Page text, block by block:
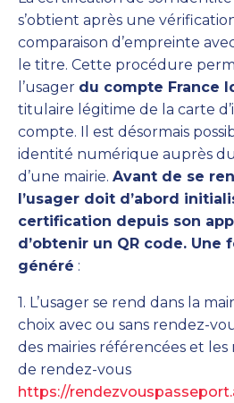
s’obtient après une
comparaison d’empreinte
le titre. Cette procédure
l’usager du compte France
titulaire légitime de la carte
compte. Il est désormais
identité numérique auprès du
d’une mairie. Avant de se
l’usager doit d’abord
certification depuis son
d’obtenir un QR code. Une
généré :
1. L’usager se rend dans la
choix avec ou sans rendez-
des mairies référencées et les
de rendez-vous
https://